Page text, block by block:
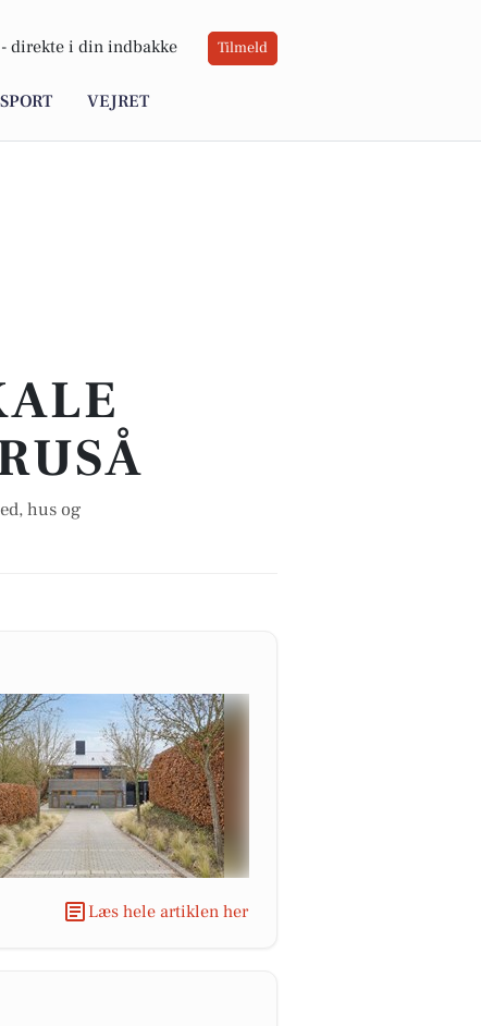
direkte i din indbakke Tilmeld
SPORT VEJRET
hus og
Læs hele artiklen her